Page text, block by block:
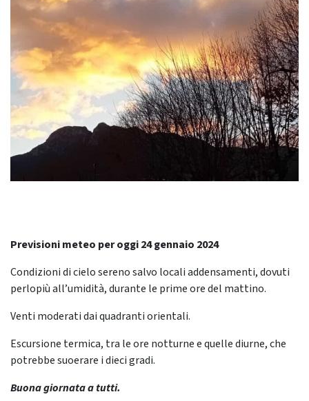
Previsioni meteo per oggi 24 gennaio 2024
Condizioni di cielo sereno salvo locali addensamenti, dovuti
perlopiù all’umidità, durante le prime ore del mattino.
Venti moderati dai quadranti orientali.
Escursione termica, tra le ore notturne e quelle diurne, che
potrebbe suoerare i dieci gradi.
Buona giornata a tutti.